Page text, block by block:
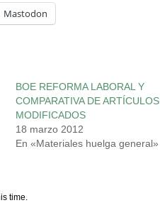
Mastodon
BOE REFORMA LABORAL Y
COMPARATIVA DE ARTÍCULOS
MODIFICADOS
18 marzo 2012
En «Materiales huelga general»
time.